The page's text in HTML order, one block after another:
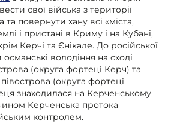
свої війська з території
повернути хану всі «міста,
і пристані в Криму і на Кубані,
Керчі та Єнікале. До російської
володіння на сході
(округа фортеці Керч) та
(округа фортеці
знаходилася на Керченському
Керченська протока
контролем.